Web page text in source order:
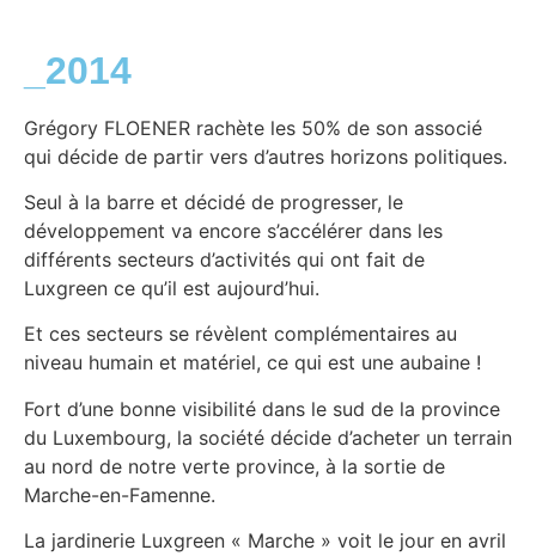
_2014
Grégory FLOENER rachète les 50% de son associé
qui décide de partir vers d’autres horizons politiques.
Seul à la barre et décidé de progresser, le
développement va encore s’accélérer dans les
différents secteurs d’activités qui ont fait de
Luxgreen ce qu’il est aujourd’hui.
Et ces secteurs se révèlent complémentaires au
niveau humain et matériel, ce qui est une aubaine !
Fort d’une bonne visibilité dans le sud de la province
du Luxembourg, la société décide d’acheter un terrain
au nord de notre verte province, à la sortie de
Marche-en-Famenne.
La jardinerie Luxgreen « Marche » voit le jour en avril